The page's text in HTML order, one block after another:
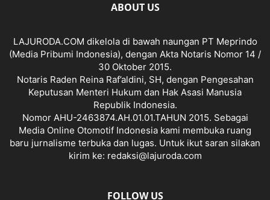
ABOUT US
LAJURODA.COM dikelola di bawah naungan PT Meprindo
(Media Pribumi Indonesia), dengan Akta Notaris Nomor 14 /
30 Oktober 2015.
Notaris Raden Reina Raf’aldini, SH, dengan Pengesahan
Keputusan Menteri Hukum dan Hak Asasi Manusia
Republik Indonesia.
Nomor AHU-2463874.AH.01.01.TAHUN 2015. Sebagai
Media Online Otomotif Indonesia kami membuka ruang
baru jurnalisme terbuka dan lugas. Untuk ikut saran silakan
kirim ke: redaksi@lajuroda.com
FOLLOW US